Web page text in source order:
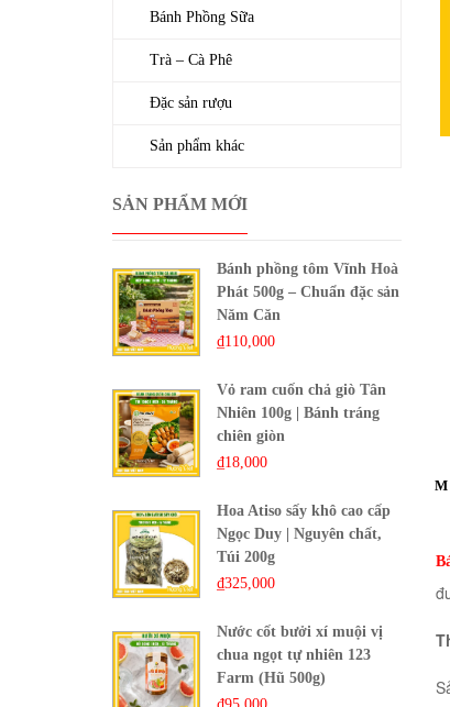
Bánh Phồng Sữa
Trà – Cà Phê
Đặc sản rượu
Sản phẩm khác
SẢN PHẨM MỚI
Bánh phồng tôm Vĩnh Hoà
Phát 500g – Chuẩn đặc sản
Năm Căn
₫110,000
Vỏ ram cuốn chả giò Tân
Nhiên 100g | Bánh tráng
chiên giòn
₫18,000
Hoa Atiso sấy khô cao cấp
Ngọc Duy | Nguyên chất,
Túi 200g
₫325,000
Nước cốt bưởi xí muội vị
chua ngọt tự nhiên 123
Farm (Hũ 500g)